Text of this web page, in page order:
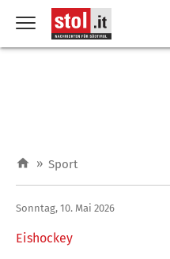
» Sport
Eishockey
Sonntag, 10. Mai 2026